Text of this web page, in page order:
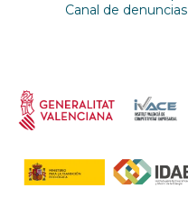
Canal de denuncias